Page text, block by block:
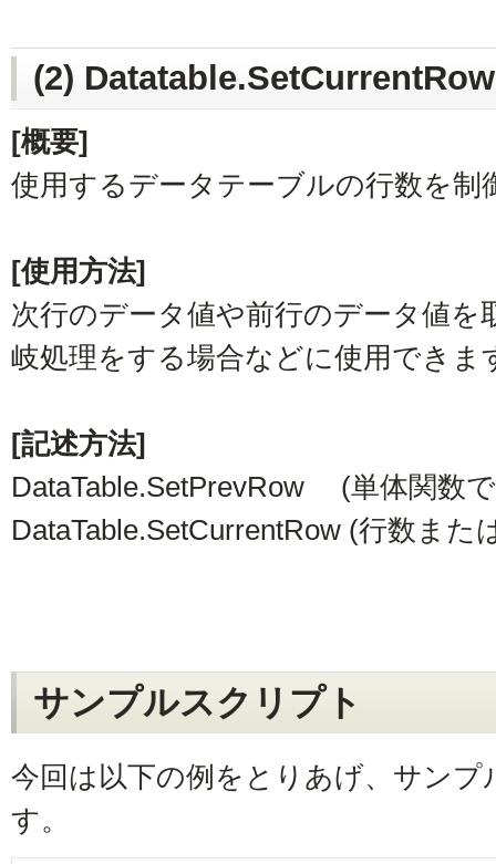
(2)
[概要]
使用するデータテーブルの行数を制
[使用方法]
次行のデータ値や前行のデータ値を
岐処理をする場合などに使用できま
[記述方法]
DataTable.SetPrevRow (単体関数
DataTable.SetCurrentRow (行数また
サンプルスクリプト
今回は以下の例をとりあげ、サン
す。